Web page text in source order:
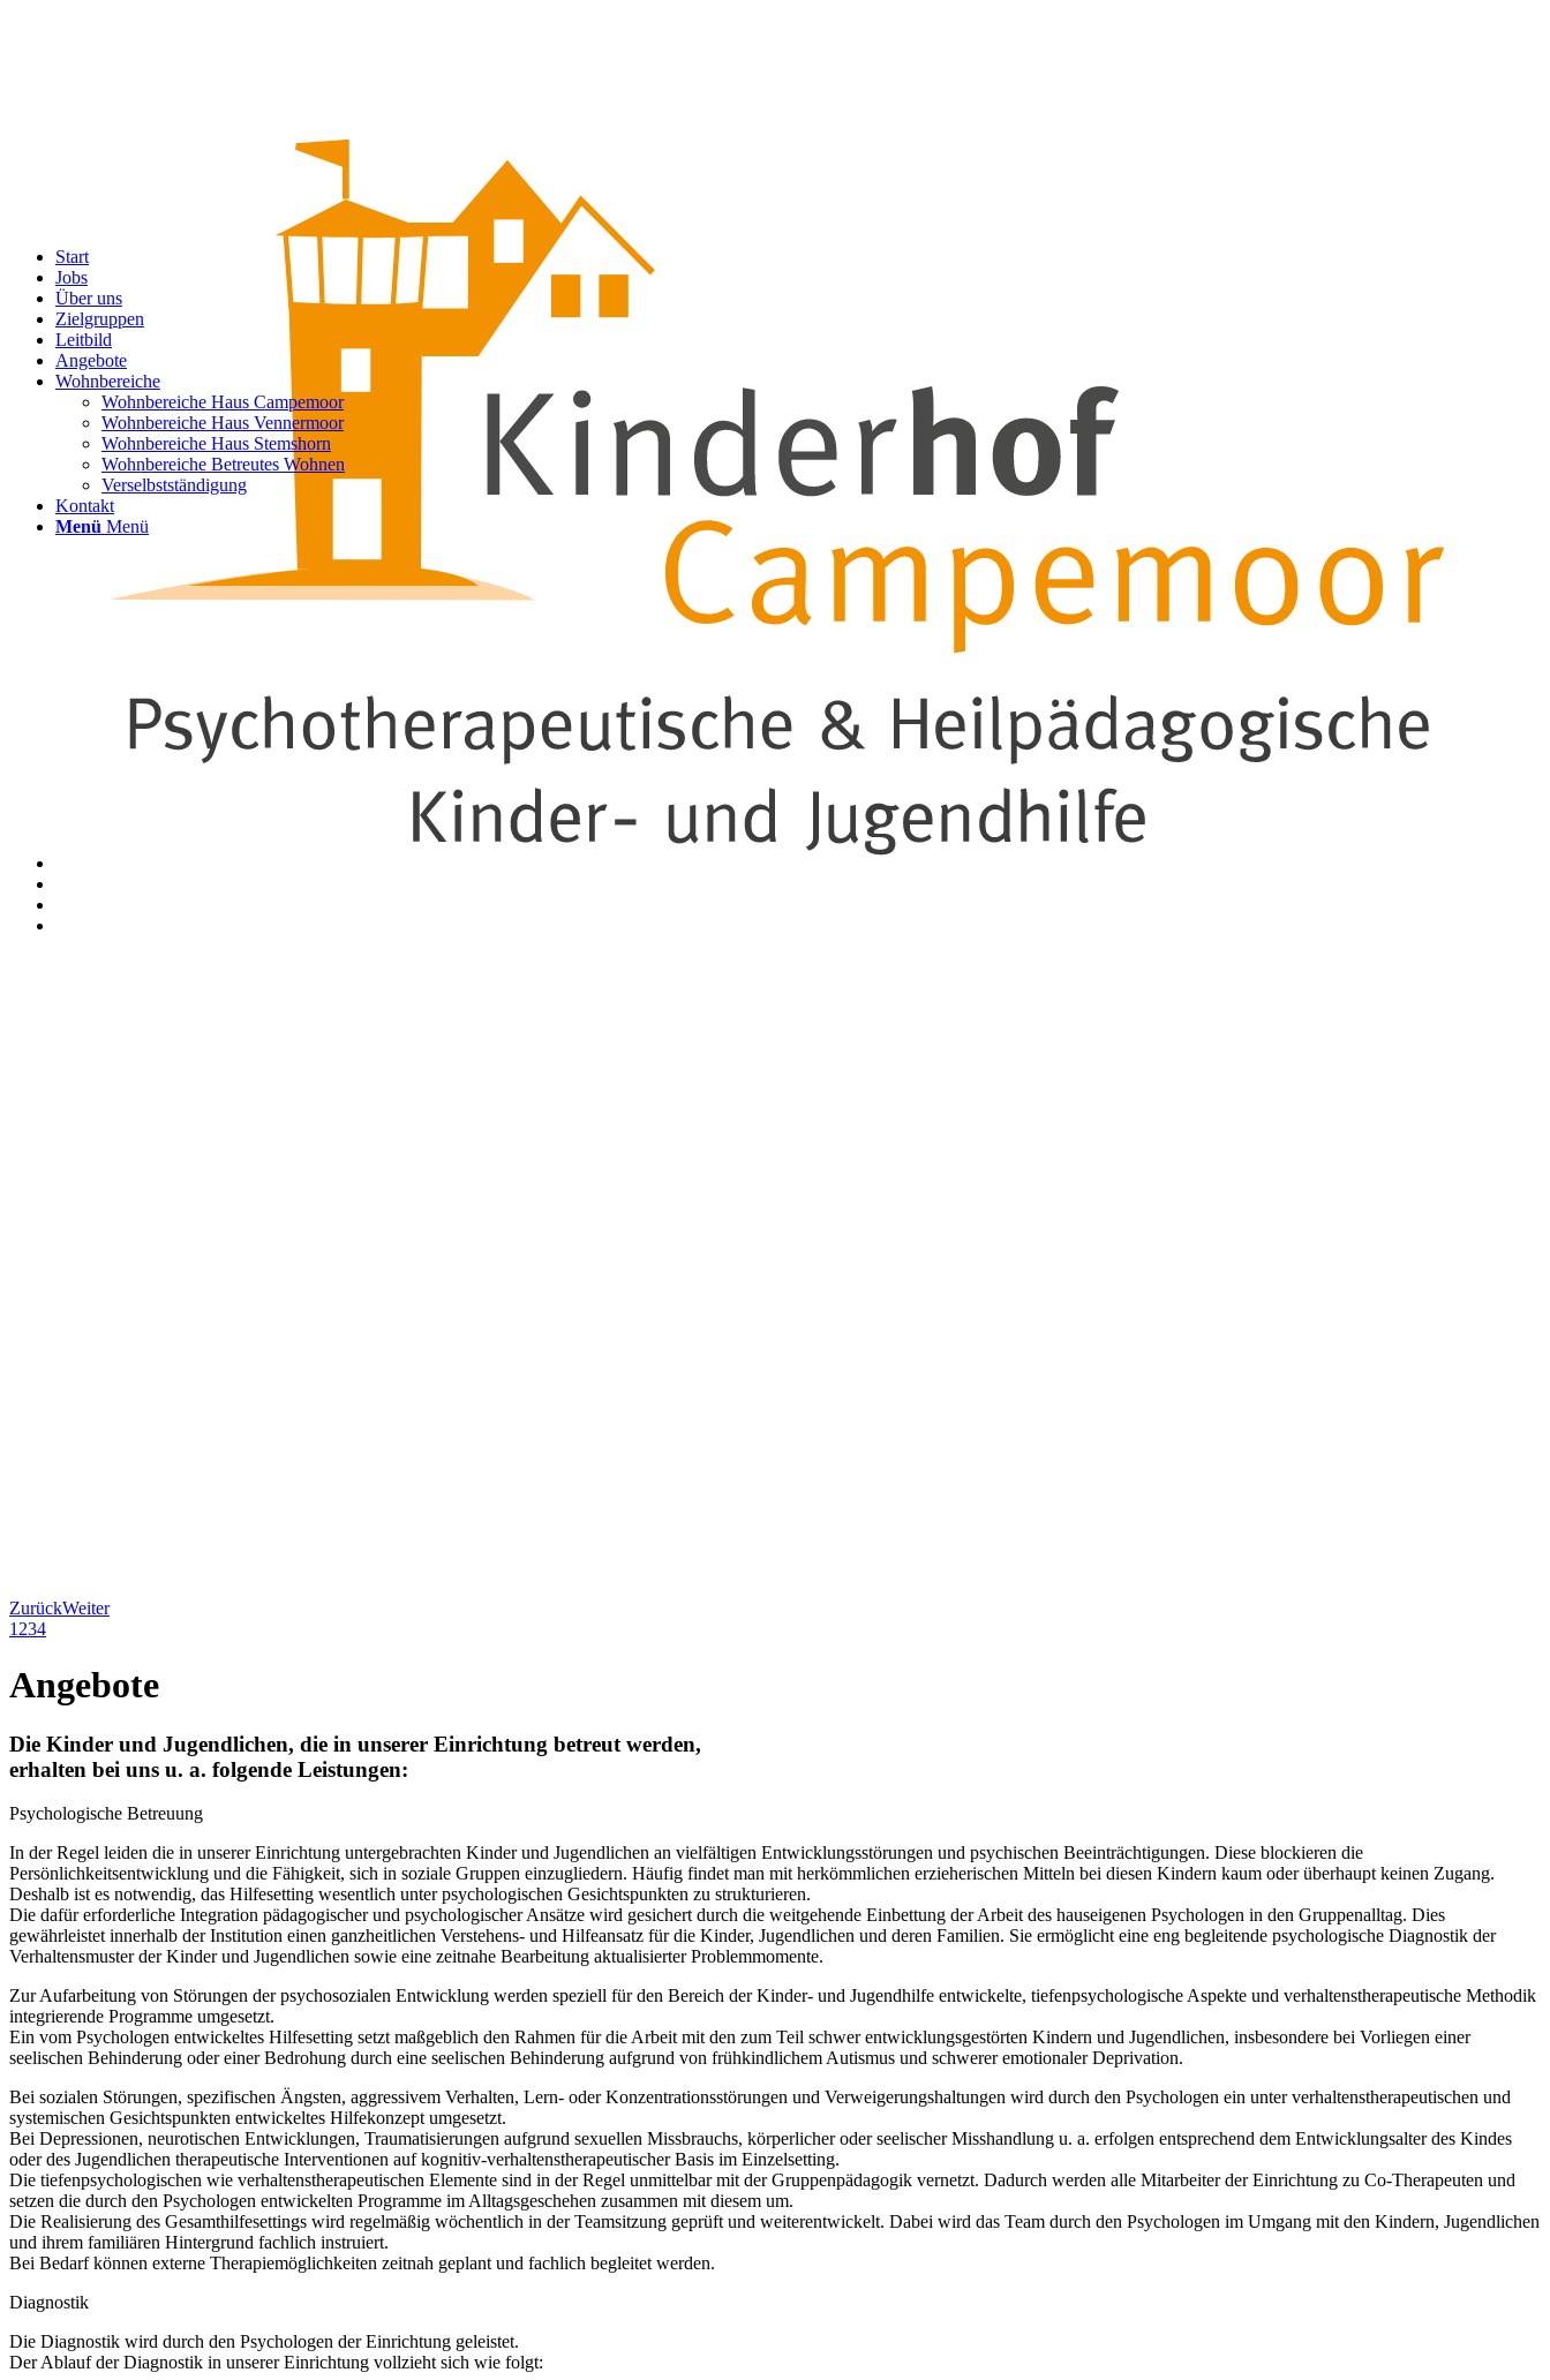
Start
Jobs
Über uns
Zielgruppen
Leitbild
Angebote
Wohnbereiche
Wohnbereiche Haus Campemoor
Wohnbereiche Haus Vennermoor
Wohnbereiche Haus Stemshorn
Wohnbereiche Betreutes Wohnen
Verselbstständigung
Kontakt
Menü Menü
ZurückWeiter
1 234
Angebote
Die Kinder und Jugendlichen, die in unserer Einrichtung betreut werden,
erhalten bei uns u. a. folgende Leistungen:
Psychologische Betreuung
In der Regel leiden die in unserer Einrichtung untergebrachten Kinder und Jugendlichen an vielfältigen Entwicklungsstörungen und psychischen Beeinträchtigungen. Diese blockieren die
Persönlichkeitsentwicklung und die Fähigkeit, sich in soziale Gruppen einzugliedern. Häufig findet man mit herkömmlichen erzieherischen Mitteln bei diesen Kindern kaum oder überhaupt keinen Zugang.
Deshalb ist es notwendig, das Hilfesetting wesentlich unter psychologischen Gesichtspunkten zu strukturieren.
Die dafür erforderliche Integration pädagogischer und psychologischer Ansätze wird gesichert durch die weitgehende Einbettung der Arbeit des hauseigenen Psychologen in den Gruppenalltag. Dies
gewährleistet innerhalb der Institution einen ganzheitlichen Verstehens- und Hilfeansatz für die Kinder, Jugendlichen und deren Familien. Sie ermöglicht eine eng begleitende psychologische Diagnostik der
Verhaltensmuster der Kinder und Jugendlichen sowie eine zeitnahe Bearbeitung aktualisierter Problemmomente.
Zur Aufarbeitung von Störungen der psychosozialen Entwicklung werden speziell für den Bereich der Kinder- und Jugendhilfe entwickelte, tiefenpsychologische Aspekte und verhaltenstherapeutische Methodik
integrierende Programme umgesetzt.
Ein vom Psychologen entwickeltes Hilfesetting setzt maßgeblich den Rahmen für die Arbeit mit den zum Teil schwer entwicklungsgestörten Kindern und Jugendlichen, insbesondere bei Vorliegen einer
seelischen Behinderung oder einer Bedrohung durch eine seelischen Behinderung aufgrund von frühkindlichem Autismus und schwerer emotionaler Deprivation.
Bei sozialen Störungen, spezifischen Ängsten, aggressivem Verhalten, Lern- oder Konzentrationsstörungen und Verweigerungshaltungen wird durch den Psychologen ein unter verhaltenstherapeutischen und
systemischen Gesichtspunkten entwickeltes Hilfekonzept umgesetzt.
Bei Depressionen, neurotischen Entwicklungen, Traumatisierungen aufgrund sexuellen Missbrauchs, körperlicher oder seelischer Misshandlung u. a. erfolgen entsprechend dem Entwicklungsalter des Kindes
oder des Jugendlichen therapeutische Interventionen auf kognitiv-verhaltenstherapeutischer Basis im Einzelsetting.
Die tiefenpsychologischen wie verhaltenstherapeutischen Elemente sind in der Regel unmittelbar mit der Gruppenpädagogik vernetzt. Dadurch werden alle Mitarbeiter der Einrichtung zu Co-Therapeuten und
setzen die durch den Psychologen entwickelten Programme im Alltagsgeschehen zusammen mit diesem um.
Die Realisierung des Gesamthilfesettings wird regelmäßig wöchentlich in der Teamsitzung geprüft und weiterentwickelt. Dabei wird das Team durch den Psychologen im Umgang mit den Kindern, Jugendlichen
und ihrem familiären Hintergrund fachlich instruiert.
Bei Bedarf können externe Therapiemöglichkeiten zeitnah geplant und fachlich begleitet werden.
Diagnostik
Die Diagnostik wird durch den Psychologen der Einrichtung geleistet.
Der Ablauf der Diagnostik in unserer Einrichtung vollzieht sich wie folgt: